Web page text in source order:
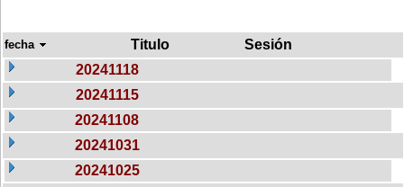
fecha Titulo
Sesión
20241118
20241115
20241108
20241031
20241025